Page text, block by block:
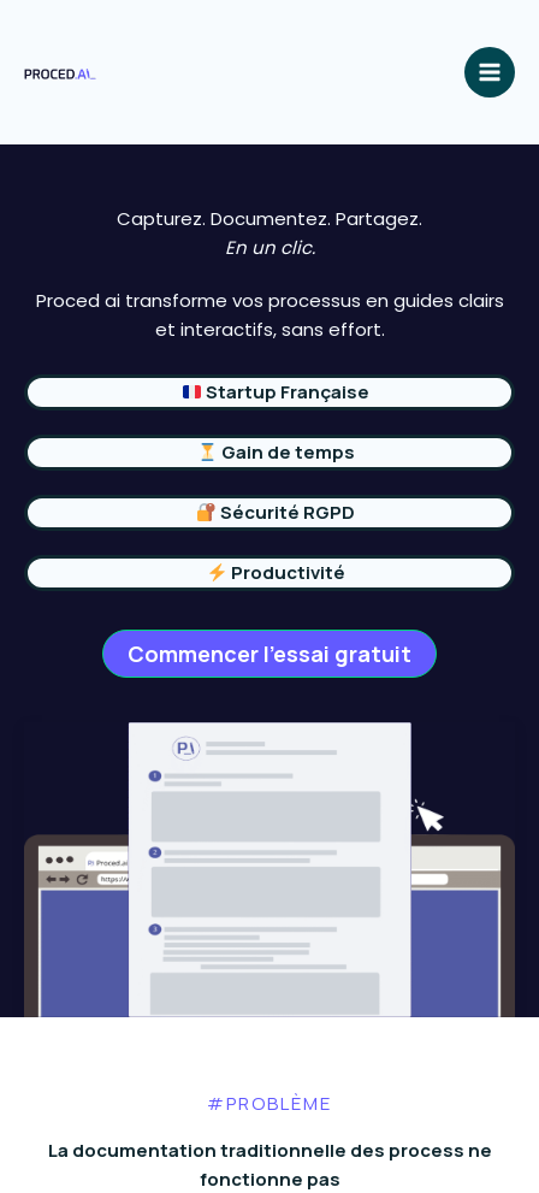
contenu
Capturez. Documentez. Partagez.
En un clic.
Proced ai transforme vos processus en guides clairs
et interactifs, sans effort.
Startup Française
Gain de temps
Sécurité RGPD
Productivité
Commencer l’essai gratuit
#PROBLÈME
La documentation traditionnelle des process ne
fonctionne pas